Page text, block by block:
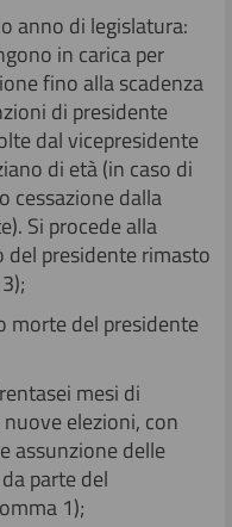
anno di legislatura:
in carica per
fino alla scadenza
di presidente
dal vicepresidente
di età (in caso di
cessazione dalla
Si procede alla
del presidente rimasto
morte del presidente
mesi di
elezioni, con
assunzione delle
parte del
1);